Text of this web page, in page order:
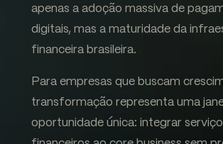
apenas a adoção massiva de
digitais, mas a maturidade da
financeira brasileira.
Para empresas que buscam
transformação representa uma
oportunidade única: integrar